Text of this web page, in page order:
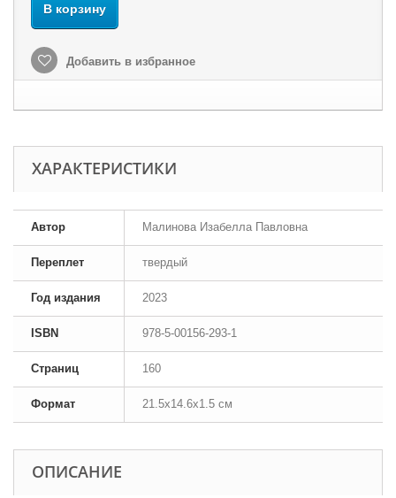
В корзину
Добавить в избранное
ХАРАКТЕРИСТИКИ
Автор Малинова Изабелла Павловна
Переплет твердый
Год издания 2023
ISBN 978-5-00156-293-1
Страниц 160
Формат 21.5x14.6x1.5 см
ОПИСАНИЕ